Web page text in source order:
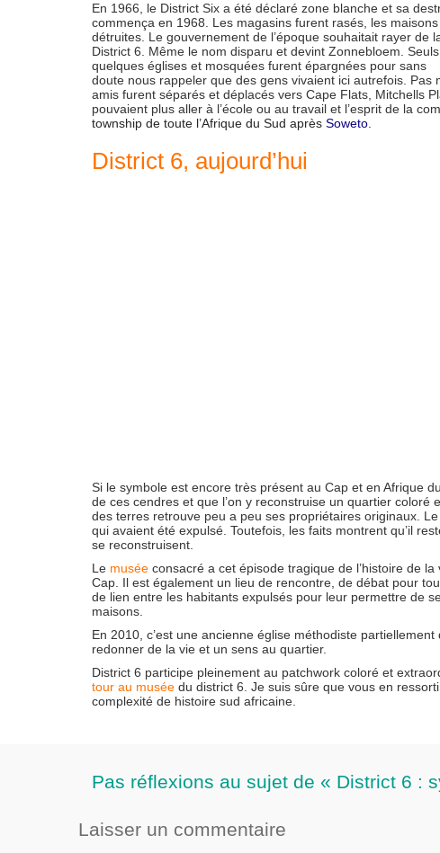
En 1966, le District Six a été déclaré zone blanche et sa
commença en 1968. Les magasins furent rasés, les maisons
détruites. Le gouvernement de l’époque souhaitait rayer de
District 6. Même le nom disparu et devint Zonnebloem. Seuls
quelques églises et mosquées furent épargnées pour sans
doute nous rappeler que des gens vivaient ici autrefois.
amis furent séparés et déplacés vers Cape Flats, Mitchells
pouvaient plus aller à l’école ou au travail et l’esprit de la
township de toute l’Afrique du Sud après Soweto.
District 6, aujourd’hui
Si le symbole est encore très présent au Cap et en Afrique
de ces cendres et que l’on y reconstruise un quartier coloré
des terres retrouve peu a peu ses propriétaires originaux.
qui avaient été expulsé. Toutefois, les faits montrent qu’il
se reconstruisent.
Le musée consacré a cet épisode tragique de l’histoire de
Cap. Il est également un lieu de rencontre, de débat pour
de lien entre les habitants expulsés pour leur permettre de
maisons.
En 2010, c’est une ancienne église méthodiste
redonner de la vie et un sens au quartier.
District 6 participe pleinement au patchwork coloré et
tour au musée du district 6. Je suis sûre que vous en
complexité de histoire sud africaine.
Pas réflexions au sujet de « District 6 :
Laisser un commentaire